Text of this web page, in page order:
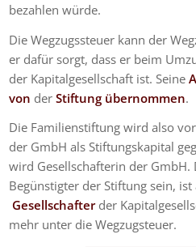
bezahlen würde.
Die Wegzugssteuer kann der
er dafür sorgt, dass er beim
der Kapitalgesellschaft ist. Seine
von derStiftung übernommen.
Die Familienstiftung wird also
der GmbH als Stiftungskapital
wird Gesellschafterin der
Begünstigter der Stiftung sein, ist
Gesellschafterder
mehr unter die Wegzugsteuer.